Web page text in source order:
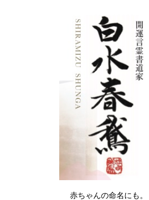
赤ちゃんの命名にも。